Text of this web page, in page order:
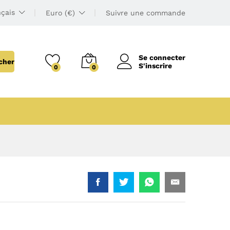
Euro (€) Suivre une commande
0 0
Se connecter
S'inscrire